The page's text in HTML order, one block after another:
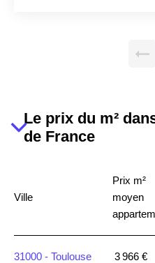
Le prix du m²
de France
Ville
Prix m²
moyen
31000 - Toulouse 3 966 €